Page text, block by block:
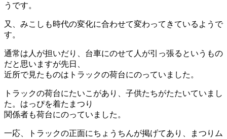
うです。
又、みこしも時代の変化に合わせて変わってきているようで
す。
通常は人が担いだり、台車にのせて人が引っ張るというもの
だと思いますが先日、
近所で見たものはトラックの荷台にのっていました。
トラックの荷台にたいこがあり、子供たちがたたいていまし
た。はっぴを着たまつり
関係者も荷台にのっていました。
一応、トラックの正面にちょうちんが掲げてあり、まつりム